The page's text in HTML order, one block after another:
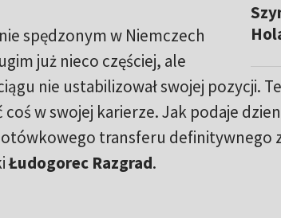
spędzonym w Niemczech
już nieco częściej, ale
nie ustabilizował swojej pozycji.
w swojej karierze. Jak podaje
transferu definitywnego
Łudogorec Razgrad.